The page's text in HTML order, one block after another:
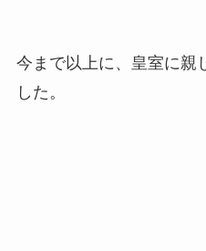
今まで以上に、皇室に親
した。